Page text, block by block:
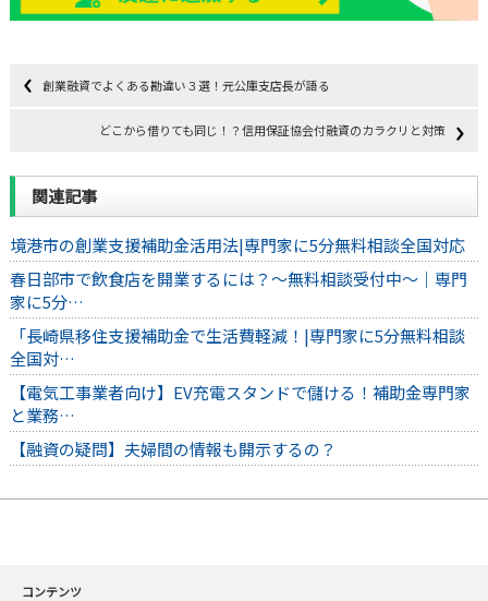
創業融資でよくある勘違い３選！元公庫支店長が語る
どこから借りても同じ！？信用保証協会付融資のカラクリと対策
関連記事
境港市の創業支援補助金活用法|専門家に5分無料相談全国対応
春日部市で飲食店を開業するには？～無料相談受付中～｜専門
家に5分…
「長崎県移住支援補助金で生活費軽減！|専門家に5分無料相談
全国対…
【電気工事業者向け】EV充電スタンドで儲ける！補助金専門家
と業務…
【融資の疑問】夫婦間の情報も開示するの？
コンテンツ